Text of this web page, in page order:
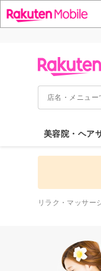
美容院・ヘア
リラク・マッサー